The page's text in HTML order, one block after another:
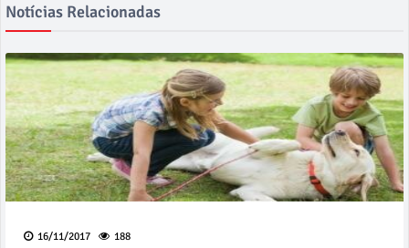
Notícias Relacionadas
16/11/2017 188